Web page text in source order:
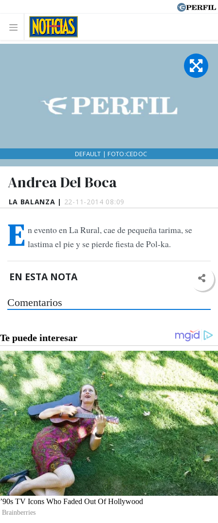
LA BALANZA | 22-11-2014 08:09
Andrea Del Boca
DEFAULT | FOTO:CEDOC
E n evento en La Rural, cae de pequeña tarima, se
lastima el pie y se pierde fiesta de Pol-ka.
EN ESTA NOTA
Comentarios